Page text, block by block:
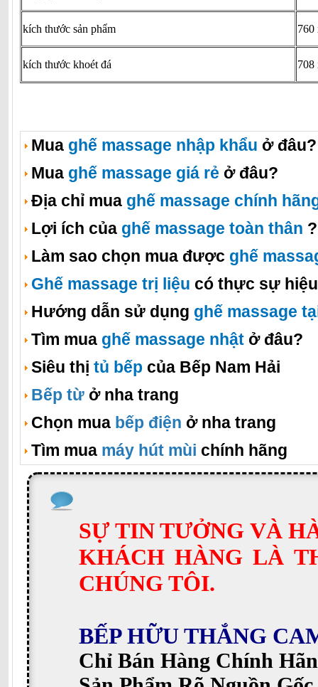
kích thước sản phẩm 760
kích thước khoét đá 708
Mua ghế massage nhập khẩu ở đâu?
Mua ghế massage giá rẻ ở đâu?
Địa chỉ mua ghế massage chính
Lợi ích của ghế massage toàn thân ?
Làm sao chọn mua được ghế
Ghế massage trị liệu có thực sự
Hướng dẫn sử dụng ghế massage
Tìm mua ghế massage nhật ở đâu?
Siêu thị tủ bếp của Bếp Nam Hải
Bếp từ ở nha trang
Chọn mua bếp điện ở nha trang
Tìm mua máy hút mùi chính hãng
SỰ TIN TƯỞNG VÀ
KHÁCH HÀNG LÀ
CHÚNG TÔI.
BẾP HỮU THẮNG
Chỉ Bán Hàng Chính